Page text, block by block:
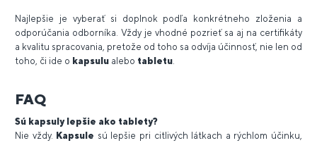
Najlepšie je vyberať si doplnok podľa konkrétneho zloženia a
odporúčania odborníka. Vždy je vhodné pozrieť sa aj na certifikáty
a kvalitu spracovania, pretože od toho sa odvíja účinnosť, nie len od
toho, či ide o kapsulu alebo tabletu
FAQ
Sú kapsuly lepšie ako tablety?
Nie vždy. Kapsule sú lepšie pri citlivých látkach a rýchlom účinku,